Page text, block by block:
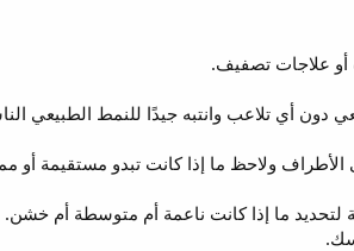
علاجات تصفيف.
أي تلاعب وانتبه جيدًا للنمط الطبيعي
ولاحظ ما إذا كانت تبدو مستقيمة أو
ما إذا كانت ناعمة أم متوسطة أم خشن.